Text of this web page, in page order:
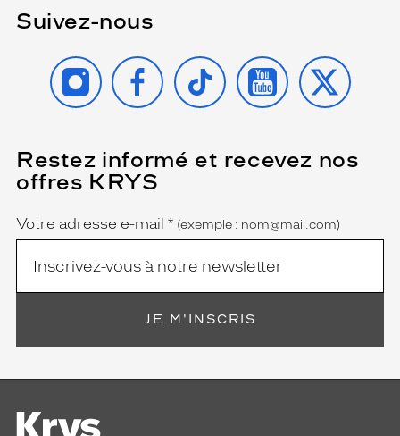
Suivez-nous
INSTAGRAMFACEBOOK
TIKTOK YOUTUBE
X
Restez informé et recevez nos
offres KRYS
Name
Votre adresse e-mail *
(Ce
champ
est
obligatoire)
(exemple : nom@mail.com)
JE M'INSCRIS